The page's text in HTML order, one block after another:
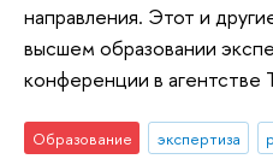
направления. Этот и
высшем образовании
конференции в агентстве
Образование экспертиза